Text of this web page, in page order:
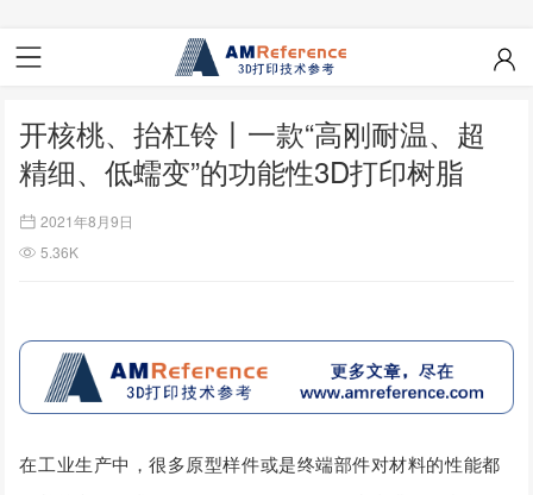
开核桃、抬杠铃丨一款“高刚耐温、超
精细、低蠕变”的功能性3D打印树脂
2021年8月9日
5.36K
在工业生产中，很多原型样件或是终端部件对材料的性能都